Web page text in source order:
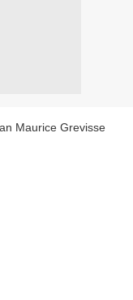
Maurice Grevisse